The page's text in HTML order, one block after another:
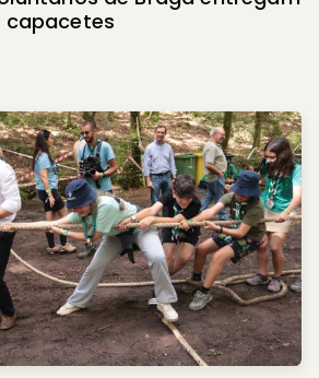
capacetes